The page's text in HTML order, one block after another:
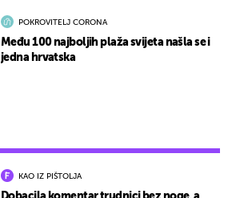
KAO IZ PIŠTOLJA
POKROVITELJ CORONA
Među 100 najboljih plaža svijeta našla se i
jedna hrvatska